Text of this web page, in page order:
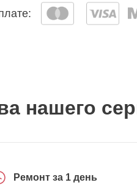
нашего
Ремонт за 1 день